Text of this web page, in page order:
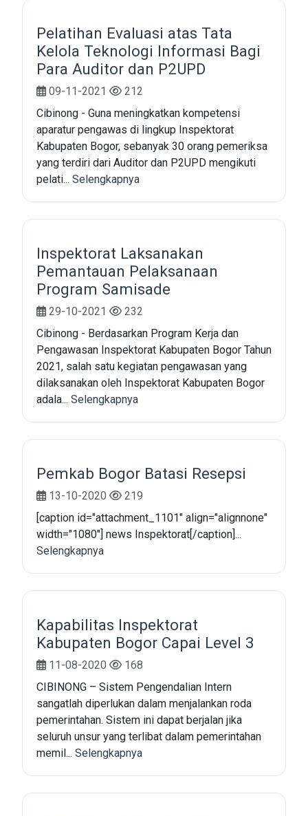
Pelatihan Evaluasi atas Tata
Kelola Teknologi Informasi Bagi
Para Auditor dan P2UPD
09-11-2021
212
Cibinong - Guna meningkatkan kompetensi
aparatur pengawas di lingkup Inspektorat
Kabupaten Bogor, sebanyak 30 orang pemeriksa
yang terdiri dari Auditor dan P2UPD mengikuti
pelati... Selengkapnya
Inspektorat Laksanakan
Pemantauan Pelaksanaan
Program Samisade
29-10-2021
232
Cibinong - Berdasarkan Program Kerja dan
Pengawasan Inspektorat Kabupaten Bogor Tahun
2021, salah satu kegiatan pengawasan yang
dilaksanakan oleh Inspektorat Kabupaten Bogor
adala... Selengkapnya
Pemkab Bogor Batasi Resepsi
13-10-2020
219
[caption id="attachment_1101" align="alignnone"
width="1080"] news Inspektorat[/caption]...
Selengkapnya
Kapabilitas Inspektorat
Kabupaten Bogor Capai Level 3
11-08-2020
168
CIBINONG – Sistem Pengendalian Intern
sangatlah diperlukan dalam menjalankan roda
pemerintahan. Sistem ini dapat berjalan jika
seluruh unsur yang terlibat dalam pemerintahan
memil... Selengkapnya